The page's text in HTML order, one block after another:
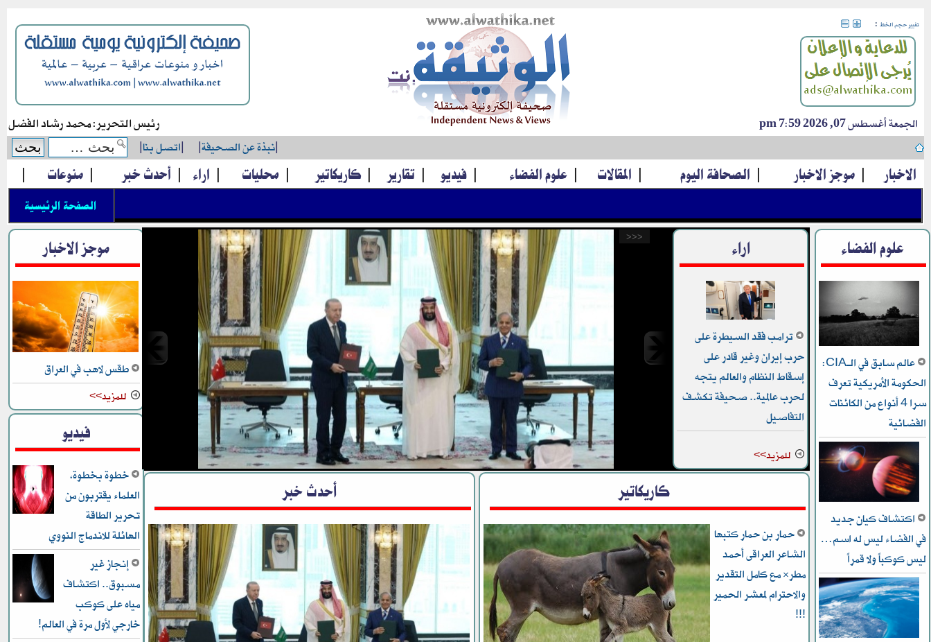
تغيير حجم الخط :
الجمعة أغسطس 07, 2026 7:59 pm رئيس التحرير: محمد رشاد الفضل
|نبذة عن الصحيفة|
|اتصل بنا|
الاخبار | موجز الاخبار | الصحافة اليوم | المقالات | علوم الفضاء | فيديو | تقارير | كاريكاتير | محليات | اراء | أحدث خبر | منوعات |
الصفحة الرئيسية
علوم الفضاء
عالم سابق في الـCIA:
الحكومة الأمريكية تعرف
سرا 4 أنواع من الكائنات
الفضائية
اكتشاف كيان جديد
في الفضاء ليس له اسم…
ليس كوكباً ولا قمراً
اراء
ترامب فقد السيطرة على
حرب إيران وغير قادر على
إسقاط النظام والعالم يتجه
لحرب عالمية.. صحيفة تكشف
التفاصيل
للمزيد>>
السعودية وباكستان وتركيا توقع اتفاقية دفاع مشترك
<<<
كاريكاتير
حمار بن حمار كتبها
الشاعر العراقى أحمد
مطر* مع كامل التقدير
والاحترام لمعشر الحمير
!!!
أحدث خبر
موجز الاخبار
طقس لاهب في العراق
للمزيد>>
فيديو
خطوة بخطوة،
العلماء يقتربون من
تحرير الطاقة
الهائلة للاندماج النووي
إنجاز غير
مسبوق.. اكتشاف
مياه على كوكب
خارجي لأول مرة في العالم!